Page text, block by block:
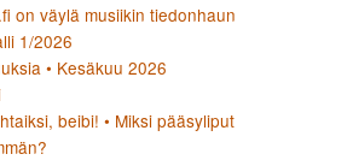
on väylä musiikin tiedonhaun
1/2026
• Kesäkuu 2026
beibi! • Miksi pääsyliput